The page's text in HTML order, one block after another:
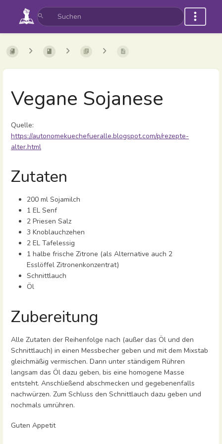
Vegane Sojanese
Quelle:
https://autonomekuechefueralle.blogspot.com/p/rezepte-
alter.html
Zutaten
200 ml Sojamilch
1 EL Senf
2 Priesen Salz
3 Knoblauchzehen
2 EL Tafelessig
1 halbe frische Zitrone (als Alternative auch 2
Esslöffel Zitronenkonzentrat)
Schnittlauch
Öl
Zubereitung
Alle Zutaten der Reihenfolge nach (außer das Öl und den
Schnittlauch) in einen Messbecher geben und mit dem Mixstab
gleichmäßig vermischen. Dann unter ständigem Rühren
langsam das Öl dazu geben, bis eine homogene Masse
entsteht. Anschließend abschmecken und gegebenenfalls
nachwürzen. Zum Schluss den Schnittlauch dazu geben und
nochmals umrühren.
Guten Appetit